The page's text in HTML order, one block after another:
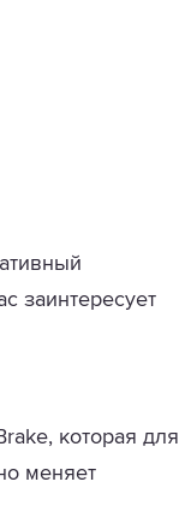
заинтересует
которая для
меняет